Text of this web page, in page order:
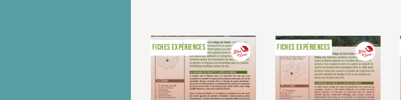
FICHES EXPÉRIENCES FICHES EXPÉRIENCES